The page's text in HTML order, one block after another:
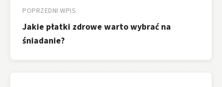
wpisu
POPRZEDNI WPIS
Jakie płatki zdrowe warto wybrać na
śniadanie?